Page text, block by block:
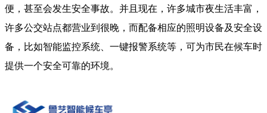
便，甚至会发生安全事故。并且现在，许多城市夜生活丰富，
许多公交站点都营业到很晚，而配备相应的照明设备及安全设
备，比如智能监控系统、一键报警系统等，可为市民在候车时
提供一个安全可靠的环境。